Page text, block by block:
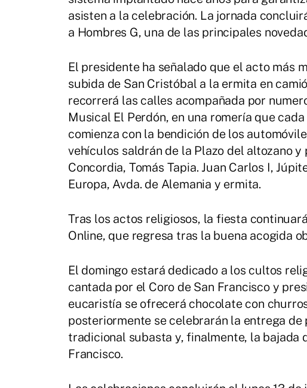
asisten a la celebración. La jornada
a Hombres G, una de las principales
El presidente ha señalado que el acto más
subida de San Cristóbal a la ermita en
recorrerá las calles acompañada por
Musical El Perdón, en una romería que
comienza con la bendición de los
vehículos saldrán de la Plazo del altozano
Concordia, Tomás Tapia. Juan Carlos I,
Europa, Avda. de Alemania y ermita.
Tras los actos religiosos, la fiesta
Online, que regresa tras la buena acogida
El domingo estará dedicado a los cultos
cantada por el Coro de San Francisco y
eucaristía se ofrecerá chocolate con
posteriormente se celebrarán la entrega
tradicional subasta y, finalmente, la bajada
Francisco.